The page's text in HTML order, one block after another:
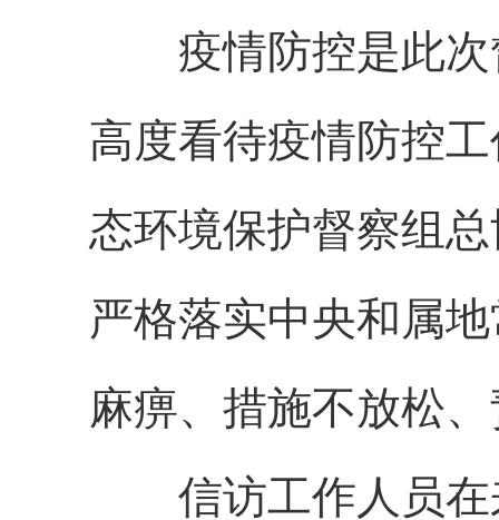
疫情防控是此
高度看待疫情防控
态环境保护督察组
严格落实中央和属
麻痹、措施不放松
信访工作人员